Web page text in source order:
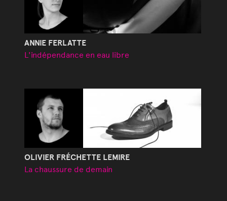
ANNIE FERLATTE
L'indépendance en eau libre
OLIVIER FRÉCHETTE LEMIRE
La chaussure de demain